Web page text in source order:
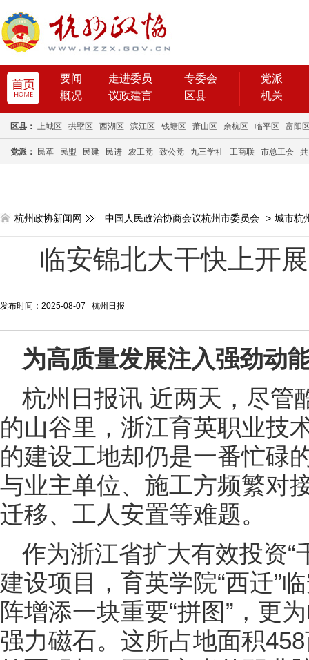
要闻 走进委员
专委会
概况
议政建言 区县
党派
机关
区县： 上城区 拱墅区 西湖区 滨江区 钱塘区 萧山区 余杭区 临平区 富阳
党派： 民革 民盟 民建 民进 农工党 致公党 九三学社 工商联 市总工会
杭州政协新闻网 中国人民政治协商会议杭州市委员会 > 城市杭
临安锦北大干快上开
发布时间：2025-08-07 杭州日报
为高质量发展注入强劲动
杭州日报讯 近两天，尽管
的山谷里，浙江育英职业技
的建设工地却仍是一番忙碌
与业主单位、施工方频繁对
迁移、工人安置等难题。
作为浙江省扩大有效投资“
建设项目，育英学院“西迁”
阵增添一块重要“拼图”，更
强力磁石。这所占地面积